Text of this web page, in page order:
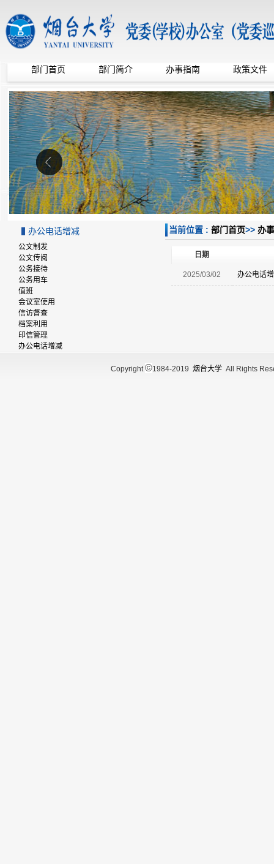
部门首页 部门简介 办事指南 政策文件
办公电话增减
公文制发
公文传阅
公务接待
公务用车
值班
会议室使用
信访督查
档案利用
印信管理
办公电话增减
当前位置 : 部门首页>> 办
日期
2025/03/02 办公电话
Copyright©1984-2019 烟台大学 All Rights